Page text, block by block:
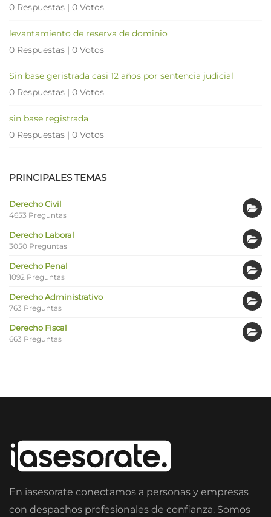
0 Respuestas | 0 Votos
levantamiento de reserva de dominio
0 Respuestas | 0 Votos
Sin base geristrada casi 12 años por sentencia judicial
0 Respuestas | 0 Votos
sin base registrada
0 Respuestas | 0 Votos
PRINCIPALES TEMAS
Derecho Civil
4653 Preguntas
Derecho Laboral
3050 Preguntas
Derecho Penal
1092 Preguntas
Derecho Administrativo
763 Preguntas
Derecho Fiscal
663 Preguntas
En iasesorate conectamos a personas y empresas
con despachos profesionales de confianza. Somos